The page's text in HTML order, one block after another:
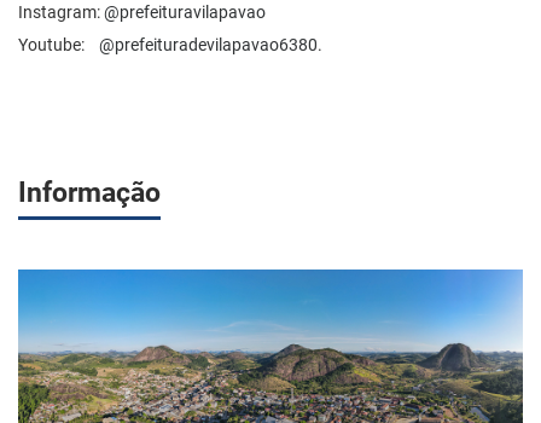
Instagram:@prefeituravilapavao
Youtube:
@prefeituradevilapavao6380.
Informação